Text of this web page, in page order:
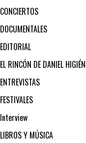
CONCIERTOS
DOCUMENTALES
EDITORIAL
EL RINCÓN DE DANIEL
ENTREVISTAS
FESTIVALES
Interview
LIBROS Y MÚSICA